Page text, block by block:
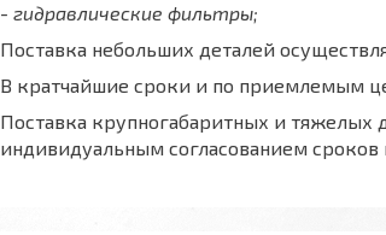
- гидравлические фильтры;
Поставка небольших деталей
В кратчайшие сроки и по приемлемым
Поставка крупногабаритных и тяжелых
индивидуальным согласованием сроков